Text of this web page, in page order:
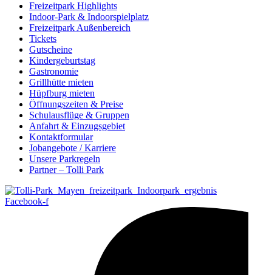
Freizeitpark Highlights
Indoor-Park & Indoorspielplatz
Freizeitpark Außenbereich
Tickets
Gutscheine
Kindergeburtstag
Gastronomie
Grillhütte mieten
Hüpfburg mieten
Öffnungszeiten & Preise
Schulausflüge & Gruppen
Anfahrt & Einzugsgebiet
Kontaktformular
Jobangebote / Karriere
Unsere Parkregeln
Partner – Tolli Park
Facebook-f